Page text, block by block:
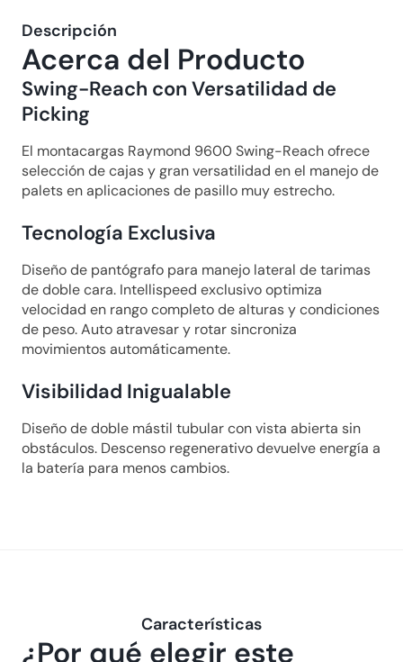
Descripción
Acerca del Producto
Swing-Reach con Versatilidad de
Picking
El montacargas Raymond 9600 Swing-Reach ofrece
selección de cajas y gran versatilidad en el manejo de
palets en aplicaciones de pasillo muy estrecho.
Tecnología Exclusiva
Diseño de pantógrafo para manejo lateral de tarimas
de doble cara. Intellispeed exclusivo optimiza
velocidad en rango completo de alturas y condiciones
de peso. Auto atravesar y rotar sincroniza
movimientos automáticamente.
Visibilidad Inigualable
Diseño de doble mástil tubular con vista abierta sin
obstáculos. Descenso regenerativo devuelve energía a
la batería para menos cambios.
Características
¿Por qué elegir este